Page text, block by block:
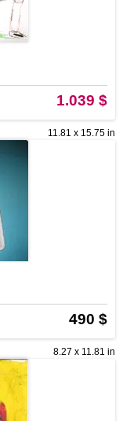
1.039 $
11.81 x 15.75 in
490 $
8.27 x 11.81 in